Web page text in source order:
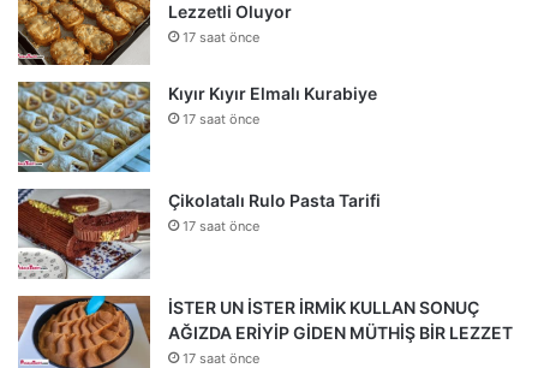
Lezzetli Oluyor
17 saat önce
Kıyır Kıyır Elmalı Kurabiye
17 saat önce
Çikolatalı Rulo Pasta Tarifi
17 saat önce
İSTER UN İSTER İRMİK KULLAN SONUÇ
AĞIZDA ERİYİP GİDEN MÜTHİŞ BİR LEZZET
17 saat önce